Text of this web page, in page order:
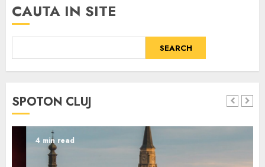
CAUTA IN SITE
SEARCH
SPOTON CLUJ
4 min read